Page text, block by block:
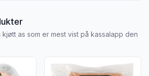
fra TOTEN KJØTT AS
as som er mest vist på kassalapp den
produktet "Medisterfarse 4kg Toten
Vis flere detaljer for